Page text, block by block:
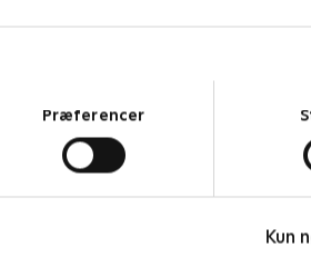
Præferencer
Kun
hos dig?
og i weekenden.
Tivoli fra mandag
fra 06:30, og i
programmet
'Go’
indblik
er ikke
I 'Go’